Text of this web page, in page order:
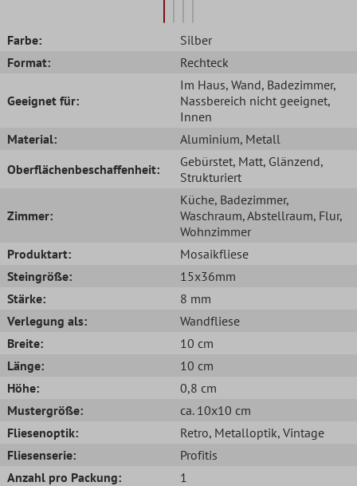
Farbe:
Silber
Format:
Rechteck
Geeignet für:
Im Haus, Wand, Badezimmer,
Nassbereich nicht geeignet,
Innen
Material:
Aluminium, Metall
Oberflächenbeschaffenheit:
Gebürstet, Matt, Glänzend,
Strukturiert
Zimmer:
Küche, Badezimmer,
Waschraum, Abstellraum, Flur,
Wohnzimmer
Produktart:
Mosaikfliese
Steingröße:
15x36mm
Stärke:
8 mm
Verlegung als:
Wandfliese
Breite:
10 cm
Länge:
10 cm
Höhe:
0,8 cm
Mustergröße:
ca. 10x10 cm
Fliesenoptik:
Retro, Metalloptik, Vintage
Fliesenserie:
Profitis
Anzahl pro Packung:
1